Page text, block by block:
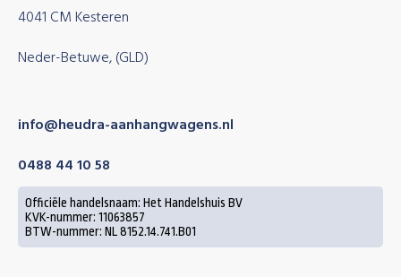
4041 CM Kesteren
Neder-Betuwe, (GLD)
info@heudra-aanhangwagens.nl
0488 44 10 58
Officiële handelsnaam: Het Handelshuis BV
KVK-nummer: 11063857
BTW-nummer: NL 8152.14.741.B01